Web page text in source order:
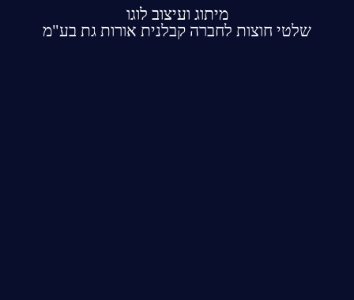
מיתוג ועיצוב לוגו
שלטי חוצות לחברה קבלנית אורות גת בע"מ